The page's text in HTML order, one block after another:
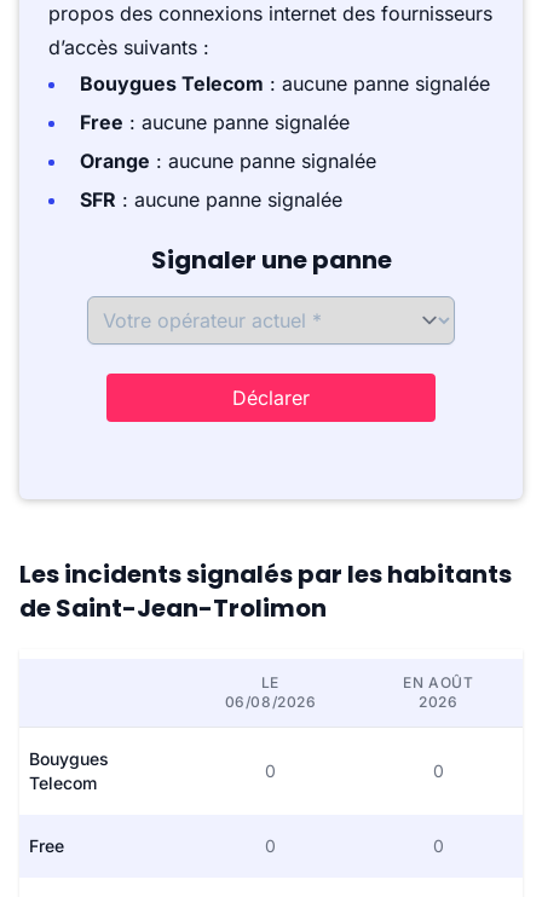
propos des connexions internet des fournisseurs
d’accès suivants :
Bouygues Telecom : aucune panne signalée
Free : aucune panne signalée
Orange : aucune panne signalée
SFR : aucune panne signalée
Signaler une panne
Déclarer
Les incidents signalés par les habitants
de Saint-Jean-Trolimon
LE
06/08/2026
EN AOÛT
2026
Bouygues
Telecom
0 0
Free 0 0